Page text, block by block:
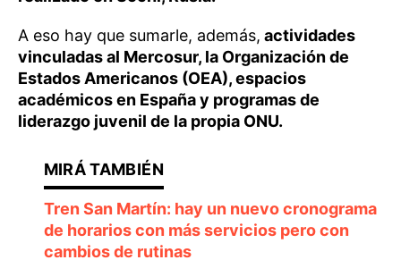
A eso hay que sumarle, además, actividades
vinculadas al Mercosur, la Organización de
Estados Americanos (OEA), espacios
académicos en España y programas de
liderazgo juvenil de la propia ONU.
Tren San Martín: hay un nuevo cronograma
de horarios con más servicios pero con
cambios de rutinas